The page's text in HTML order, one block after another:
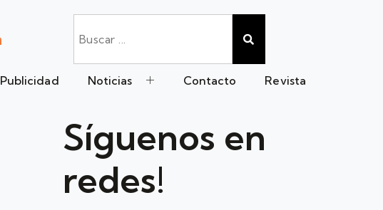
Publicidad Noticias Contacto Revista
Síguenos en
redes!